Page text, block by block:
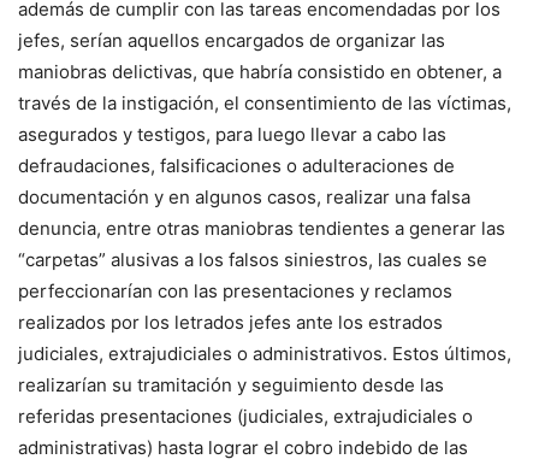
además de cumplir con las tareas encomendadas por los
jefes, serían aquellos encargados de organizar las
maniobras delictivas, que habría consistido en obtener, a
través de la instigación, el consentimiento de las víctimas,
asegurados y testigos, para luego llevar a cabo las
defraudaciones, falsificaciones o adulteraciones de
documentación y en algunos casos, realizar una falsa
denuncia, entre otras maniobras tendientes a generar las
“carpetas” alusivas a los falsos siniestros, las cuales se
perfeccionarían con las presentaciones y reclamos
realizados por los letrados jefes ante los estrados
judiciales, extrajudiciales o administrativos. Estos últimos,
realizarían su tramitación y seguimiento desde las
referidas presentaciones (judiciales, extrajudiciales o
administrativas) hasta lograr el cobro indebido de las